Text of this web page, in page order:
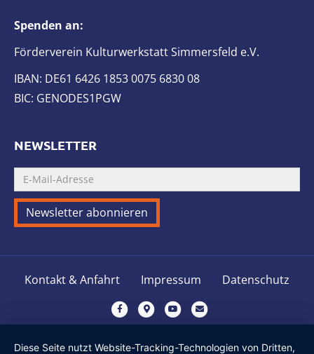
Spenden an:
Förderverein Kulturwerkstatt Simmersfeld e.V.
IBAN: DE61 6426 1853 0075 6830 08
BIC: GENODES1PGW
NEWSLETTER
Kontakt & Anfahrt Impressum Datenschutz
F
a
c
G
o
Y
o
E
m
Diese Seite nutzt Website-Tracking-Technologien von Dritten,